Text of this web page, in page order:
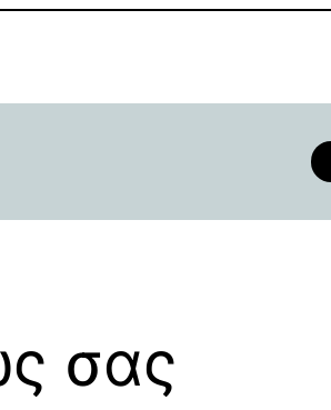
σας